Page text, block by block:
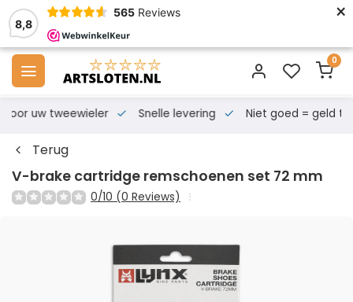
8,8
565 Reviews ×
0
voor uw tweewieler Snelle levering Niet goed = geld
Terug
V-brake cartridge remschoenen set 72 mm
0/10 (0 Reviews)